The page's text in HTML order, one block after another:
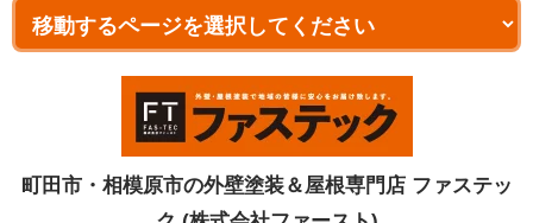
町田市・相模原市の外壁塗装＆屋根専門店 ファステッ